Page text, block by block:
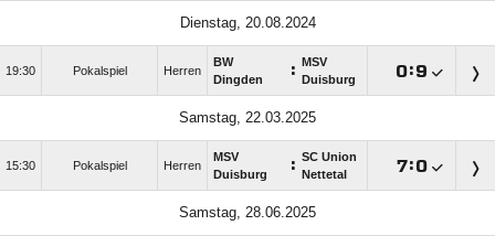
Dienstag, 20.08.2024
19:30 Pokalspiel Herren
BW
Dingden
:
MSV
Duisburg
:
Samstag, 22.03.2025
15:30 Pokalspiel Herren
MSV
Duisburg
: SC Union
Nettetal
:
Samstag, 28.06.2025